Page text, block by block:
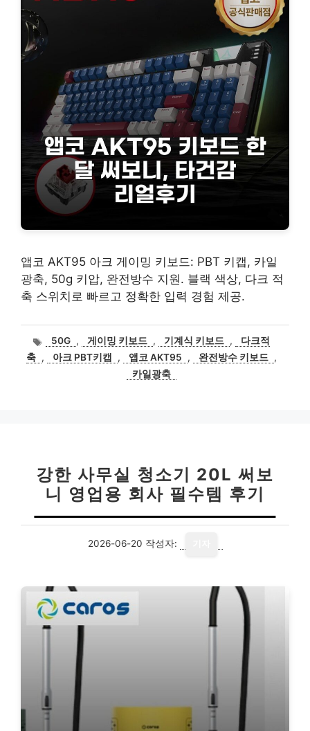
앱코 AKT95 아크 게이밍 키보드: PBT 키캡, 카일
광축, 50g 키압, 완전방수 지원. 블랙 색상, 다크 적
축 스위치로 빠르고 정확한 입력 경험 제공.
태
그
50G , 게이밍 키보드 , 기계식 키보드 ,
다크적
축 , 아크 PBT키캡 , 앱코 AKT95 , 완전방수 키보드 ,
카일광축
강한 사무실 청소기 20L 써보
니 영업용 회사 필수템 후기
2026-06-20 작성자: